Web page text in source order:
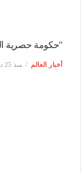
"حكومة حصرية
أخبار العالم منذ 25 دقيقة